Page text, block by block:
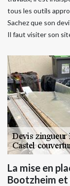
tous les outils
Sachez que son
Il faut visiter son
La mise en
Bootzheim et